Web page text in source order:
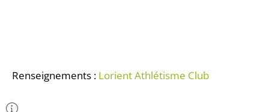
Renseignements : Lorient Athlétisme Club